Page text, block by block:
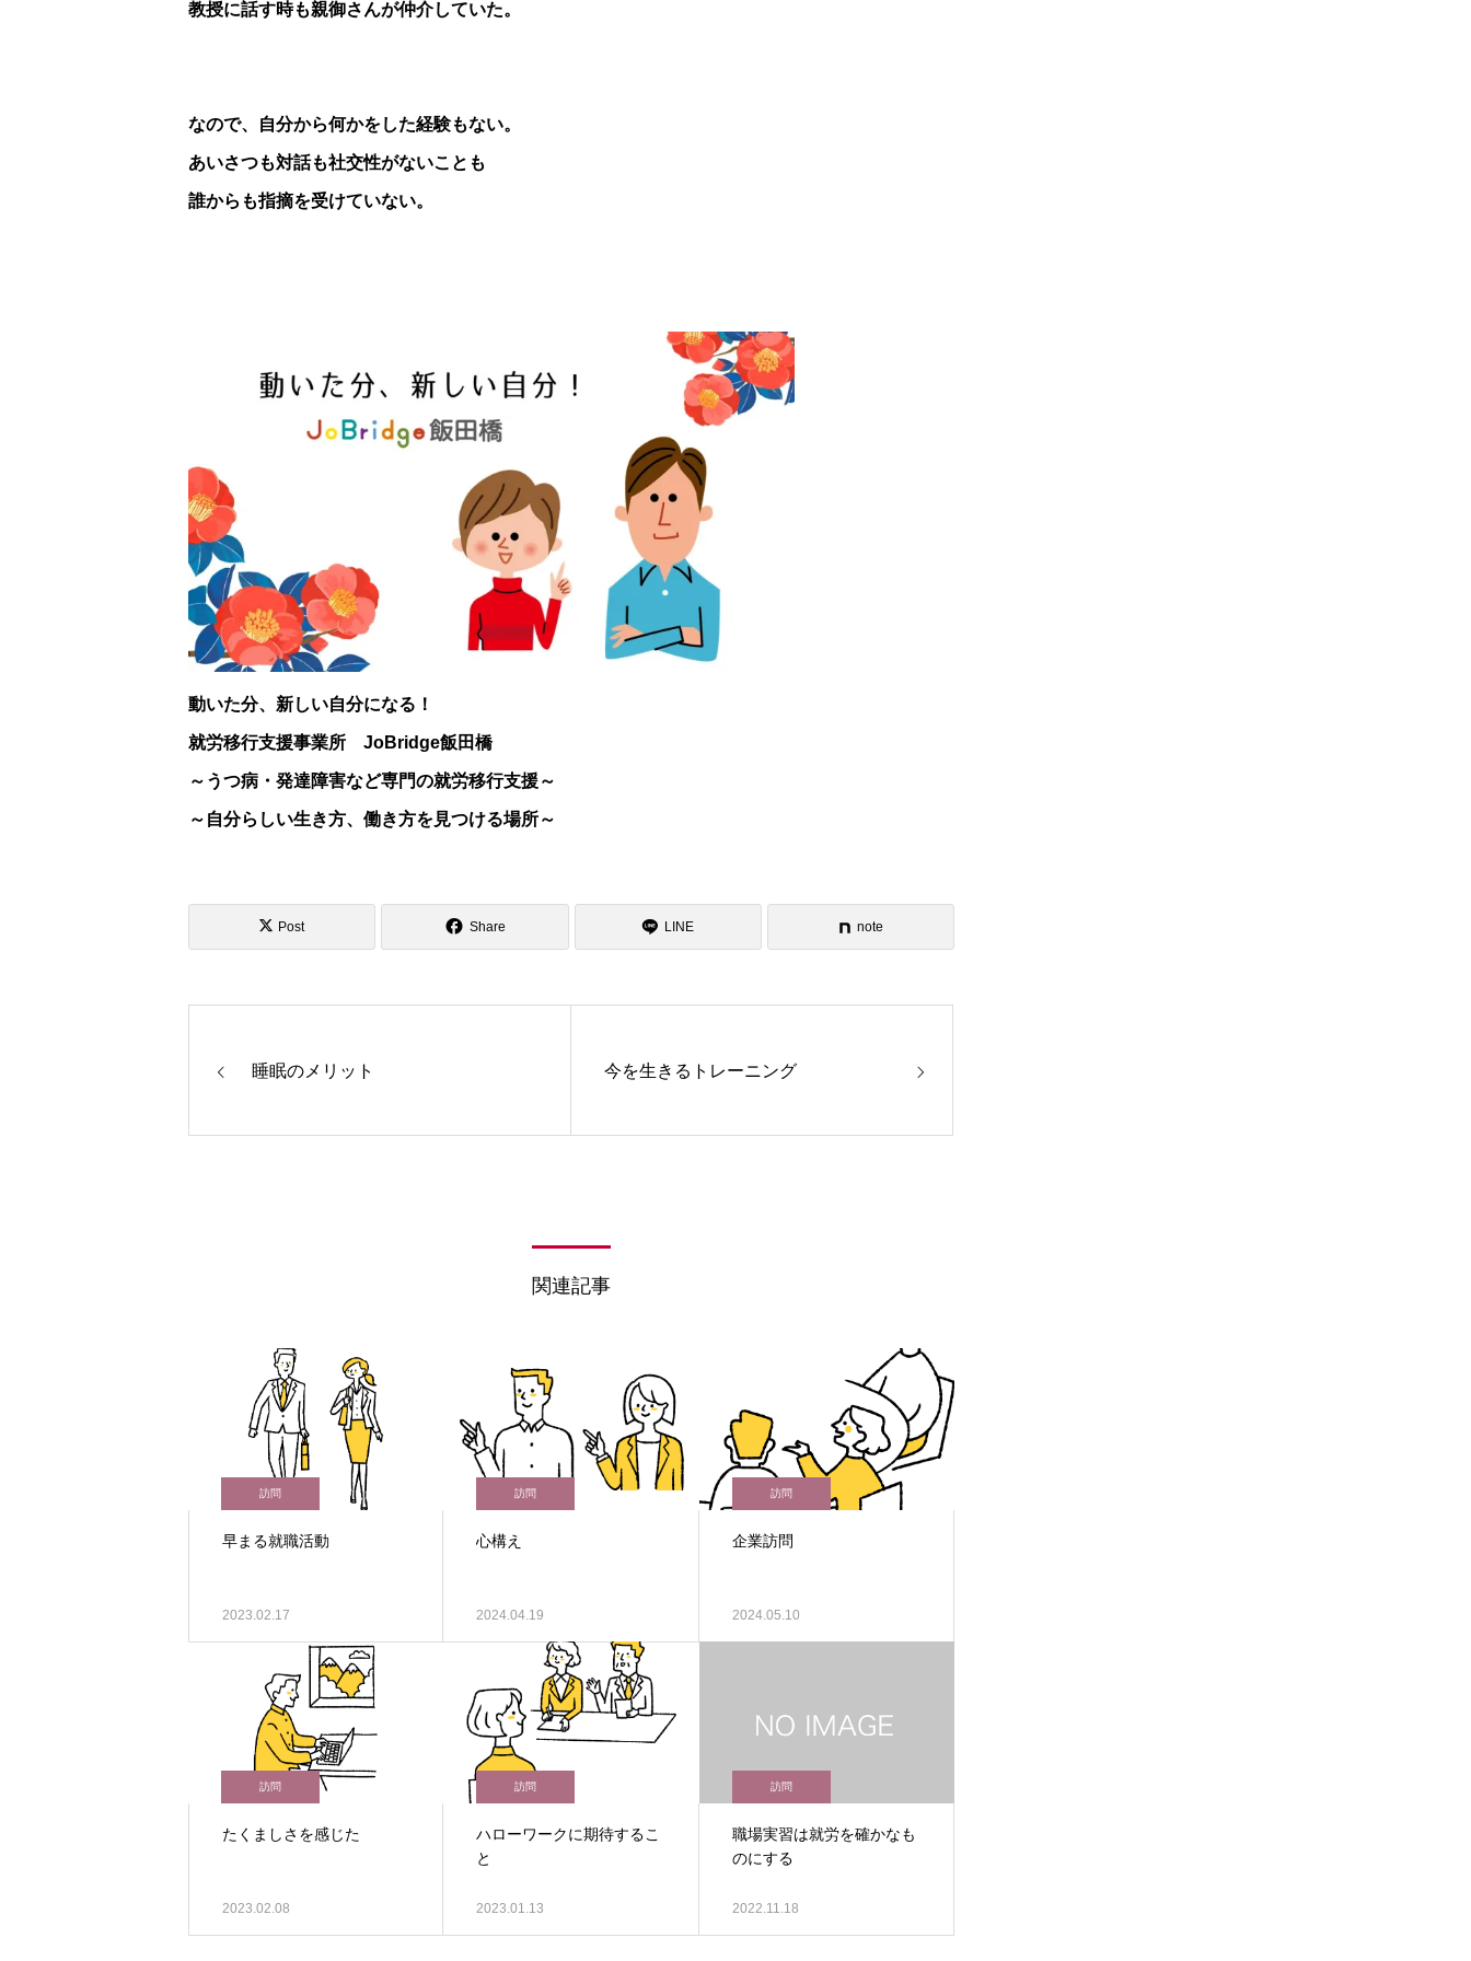
教授に話す時も親御さんが仲介していた。
なので、自分から何かをした経験もない。
あいさつも対話も社交性がないことも
誰からも指摘を受けていない。
動いた分、新しい自分になる！
就労移行支援事業所 JoBridge飯田橋
～うつ病・発達障害など専門の就労移行支援～
～自分らしい生き方、働き方を見つける場所～
Post Share LINE note
睡眠のメリット 今を生きるトレーニング
関連記事
訪問
早まる就職活動
2023.02.17
訪問
心構え
2024.04.19
訪問
企業訪問
2024.05.10
訪問
たくましさを感じた
2023.02.08
訪問
ハローワークに期待するこ
と
2023.01.13
訪問
職場実習は就労を確かなも
のにする
2022.11.18